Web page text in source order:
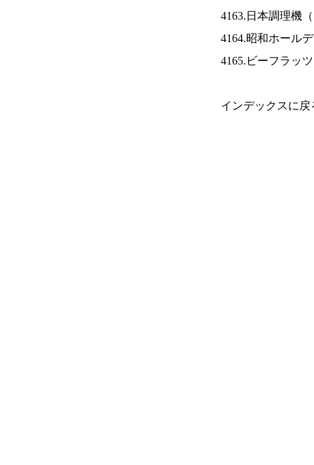
4163.日本調理機（
4164.昭和ホール
4165.ビーフラッ
インデックスに戻